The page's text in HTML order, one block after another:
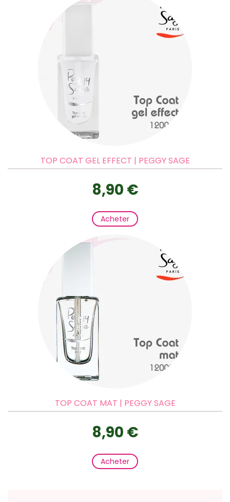
TOP COAT GEL EFFECT | PEGGY SAGE
8,90 €
Acheter
TOP COAT MAT | PEGGY SAGE
8,90 €
Acheter